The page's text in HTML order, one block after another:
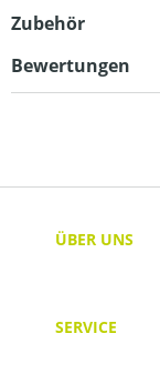
Zubehör
Bewertungen
ÜBER UNS
SERVICE